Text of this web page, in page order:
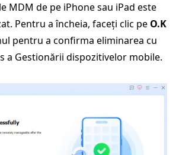
MDM de pe iPhone sau iPad este
Pentru a încheia, faceți clic pe O.K
pentru a confirma eliminarea cu
a Gestionării dispozitivelor mobile.